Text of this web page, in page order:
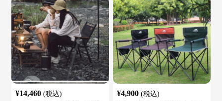
¥14,460 (税込) ¥4,900 (税込)